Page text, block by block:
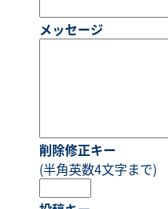
メッセージ
削除修正キー
(半角英数4文字まで)